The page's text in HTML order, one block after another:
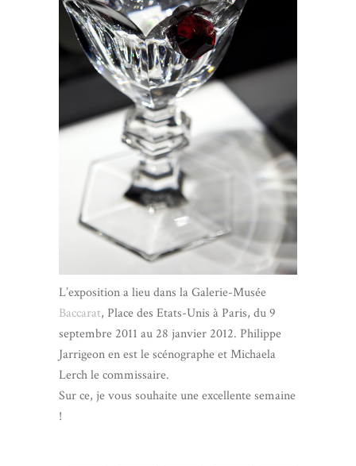
L’exposition a lieu dans la Galerie-Musée
Baccarat, Place des Etats-Unis à Paris, du 9
septembre 2011 au 28 janvier 2012. Philippe
Jarrigeon en est le scénographe et Michaela
Lerch le commissaire.
Sur ce, je vous souhaite une excellente semaine
!